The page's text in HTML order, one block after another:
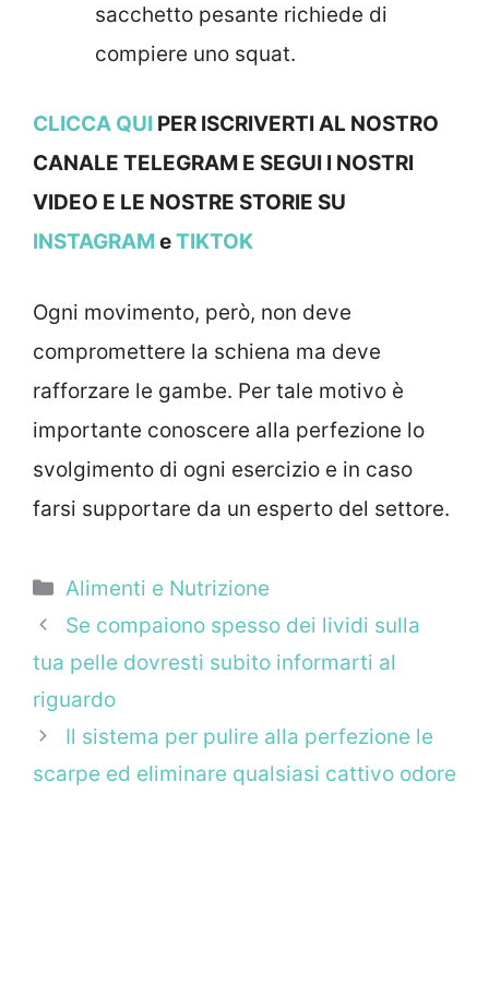
sacchetto pesante richiede di
compiere uno squat.
CLICCA QUI PER ISCRIVERTI AL NOSTRO
CANALE TELEGRAM E SEGUI I NOSTRI
VIDEO E LE NOSTRE STORIE SU
INSTAGRAMeTIKTOK
Ogni movimento, però, non deve
compromettere la schiena ma deve
rafforzare le gambe. Per tale motivo è
importante conoscere alla perfezione lo
svolgimento di ogni esercizio e in caso
farsi supportare da un esperto del settore.
Categorie
Alimenti e Nutrizione
Se compaiono spesso dei lividi sulla
tua pelle dovresti subito informarti al
riguardo
Il sistema per pulire alla perfezione le
scarpe ed eliminare qualsiasi cattivo odore